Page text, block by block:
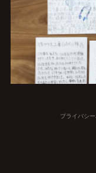
プライバシ